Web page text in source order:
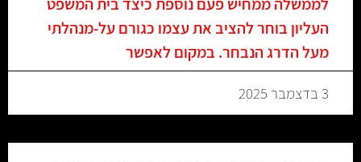
העליון בוחר להציב את עצמו כגורם על‑מנהלתי
מעל הדרג הנבחר. במקום לאפשר
3 בדצמבר 2025